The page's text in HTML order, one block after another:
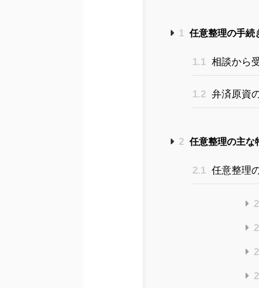
1 任意整理の手続
1.1 相談から
1.2 弁済原資
2 任意整理の主な
2.1 任意整理